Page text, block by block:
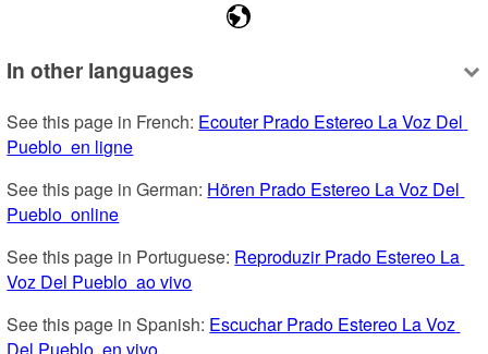
In other languages
See this page in French: Ecouter Prado Estereo La Voz Del
Pueblo  en ligne
See this page in German: Hören Prado Estereo La Voz Del
Pueblo  online
See this page in Portuguese: Reproduzir Prado Estereo La
Voz Del Pueblo  ao vivo
See this page in Spanish: Escuchar Prado Estereo La Voz
Del Pueblo  en vivo